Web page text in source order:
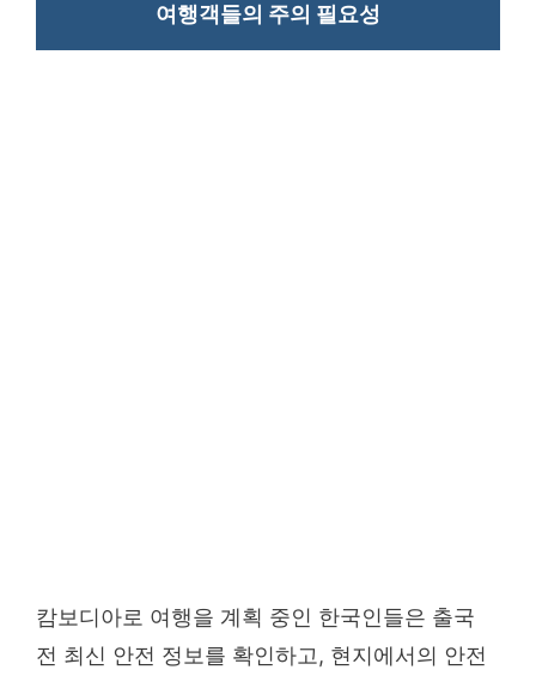
여행객들의 주의 필요성
캄보디아로 여행을 계획 중인 한국인들은 출국
전 최신 안전 정보를 확인하고, 현지에서의 안전